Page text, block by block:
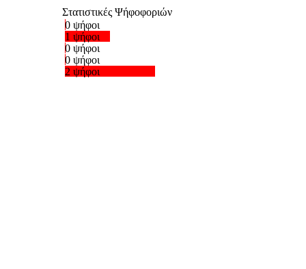
Στατιστικές Ψήφοφοριών
0 ψήφοι
1 ψήφοι
0 ψήφοι
0 ψήφοι
2 ψήφοι